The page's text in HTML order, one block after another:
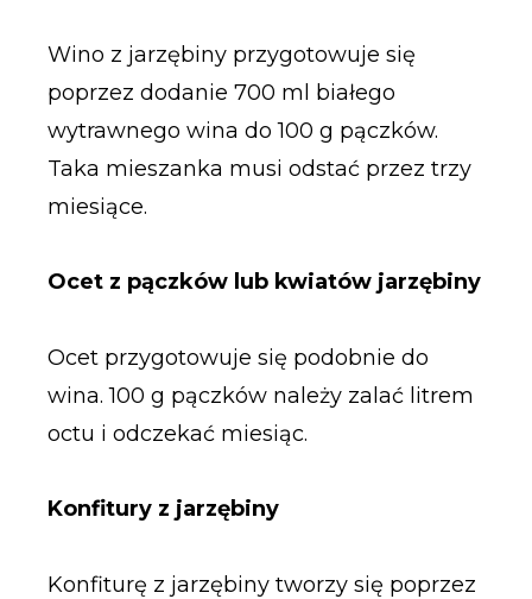
Wino z jarzębiny przygotowuje się
poprzez dodanie 700 ml białego
wytrawnego wina do 100 g pączków.
Taka mieszanka musi odstać przez trzy
miesiące.
Ocet z pączków lub kwiatów jarzębiny
Ocet przygotowuje się podobnie do
wina. 100 g pączków należy zalać litrem
octu i odczekać miesiąc.
Konfitury z jarzębiny
Konfiturę z jarzębiny tworzy się poprzez